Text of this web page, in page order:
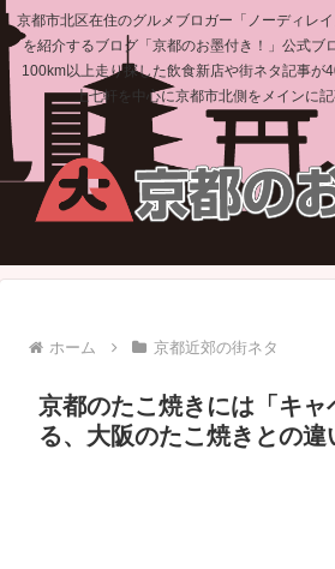
京都市北区在住のグルメブロガー「ノーディレ
を紹介するブログ「京都のお墨付き！」公式ブ
100km以上走り探した飲食新店や街ネタ記事が
上七軒を中心に京都市北側をメインに記
ホーム 京都近郊の街ネタ
京都のたこ焼きには「キャ
る、大阪のたこ焼きとの違